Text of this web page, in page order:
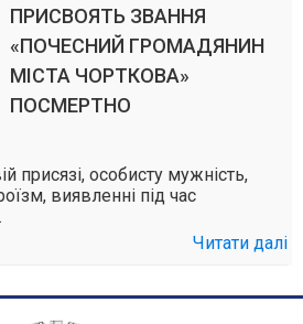
ПРИСВОЯТЬ ЗВАННЯ
«ПОЧЕСНИЙ ГРОМАДЯНИН
МІСТА ЧОРТКОВА»
ПОСМЕРТНО
присязі, особисту мужність,
виявленні під час
Читати далі